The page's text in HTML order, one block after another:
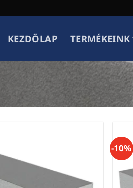
KEZDŐLAP TERMÉKEINK
-10%